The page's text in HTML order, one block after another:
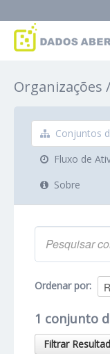
Grupos
Sobre
Organizações
Conjuntos
Fluxo de
Sobre
Ordenar por
1 conjunto
Filtrar